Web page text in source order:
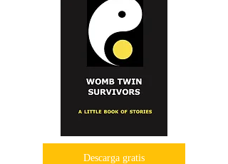
Descarga gratis